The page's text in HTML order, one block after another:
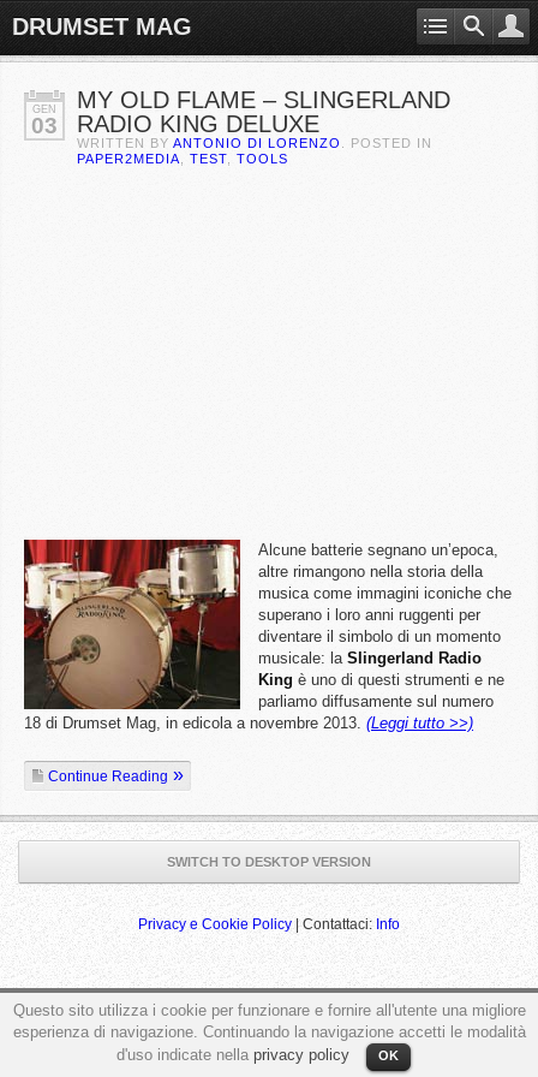
DRUMSET MAG
GEN
03
MY OLD FLAME – SLINGERLAND
RADIO KING DELUXE
WRITTEN BY ANTONIO DI LORENZO
. POSTED IN
PAPER2MEDIA
TEST TOOLS
Alcune batterie segnano un’epoca,
altre rimangono nella storia della
musica come immagini iconiche che
superano i loro anni ruggenti per
diventare il simbolo di un momento
musicale: la Slingerland Radio
King è uno di questi strumenti e ne
parliamo diffusamente sul numero
18 di Drumset Mag, in edicola a novembre 2013. (Leggi tutto >>)
Continue Reading
SWITCH TO DESKTOP VERSION
Privacy e Cookie Policy| Contattaci: Info
Questo sito utilizza i cookie per funzionare e fornire all'utente una migliore
esperienza di navigazione. Continuando la navigazione accetti le modalità
d'uso indicate nella privacy policy OK
ga('send', 'pageview');